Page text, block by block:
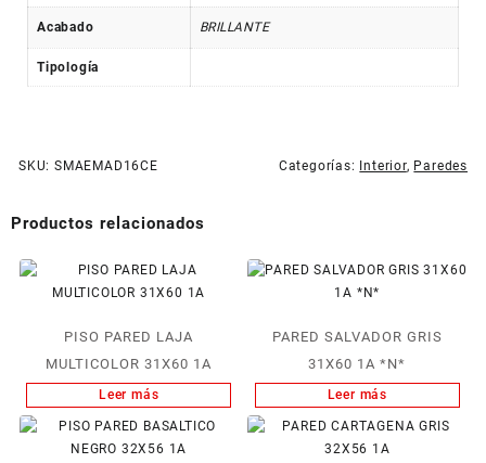
Acabado BRILLANTE
Tipología
SKU: SMAEMAD16CE Categorías: Interior, Paredes
Productos relacionados
PISO PARED LAJA
MULTICOLOR 31X60 1A
Leer más
PARED SALVADOR GRIS
31X60 1A *N*
Leer más